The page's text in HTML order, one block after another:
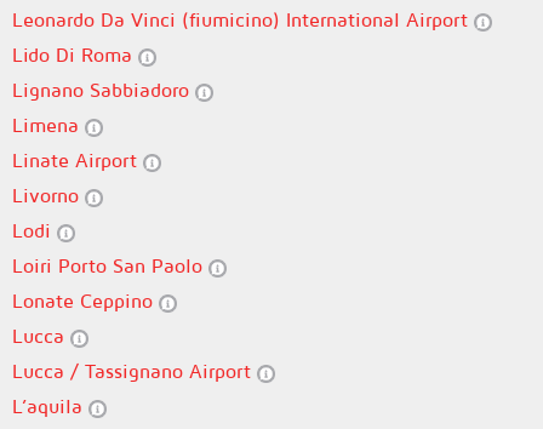
Leonardo Da Vinci (fiumicino) International Airport
Lido Di Roma
Lignano Sabbiadoro
Limena
Linate Airport
Livorno
Lodi
Loiri Porto San Paolo
Lonate Ceppino
Lucca
Lucca / Tassignano Airport
L’aquila